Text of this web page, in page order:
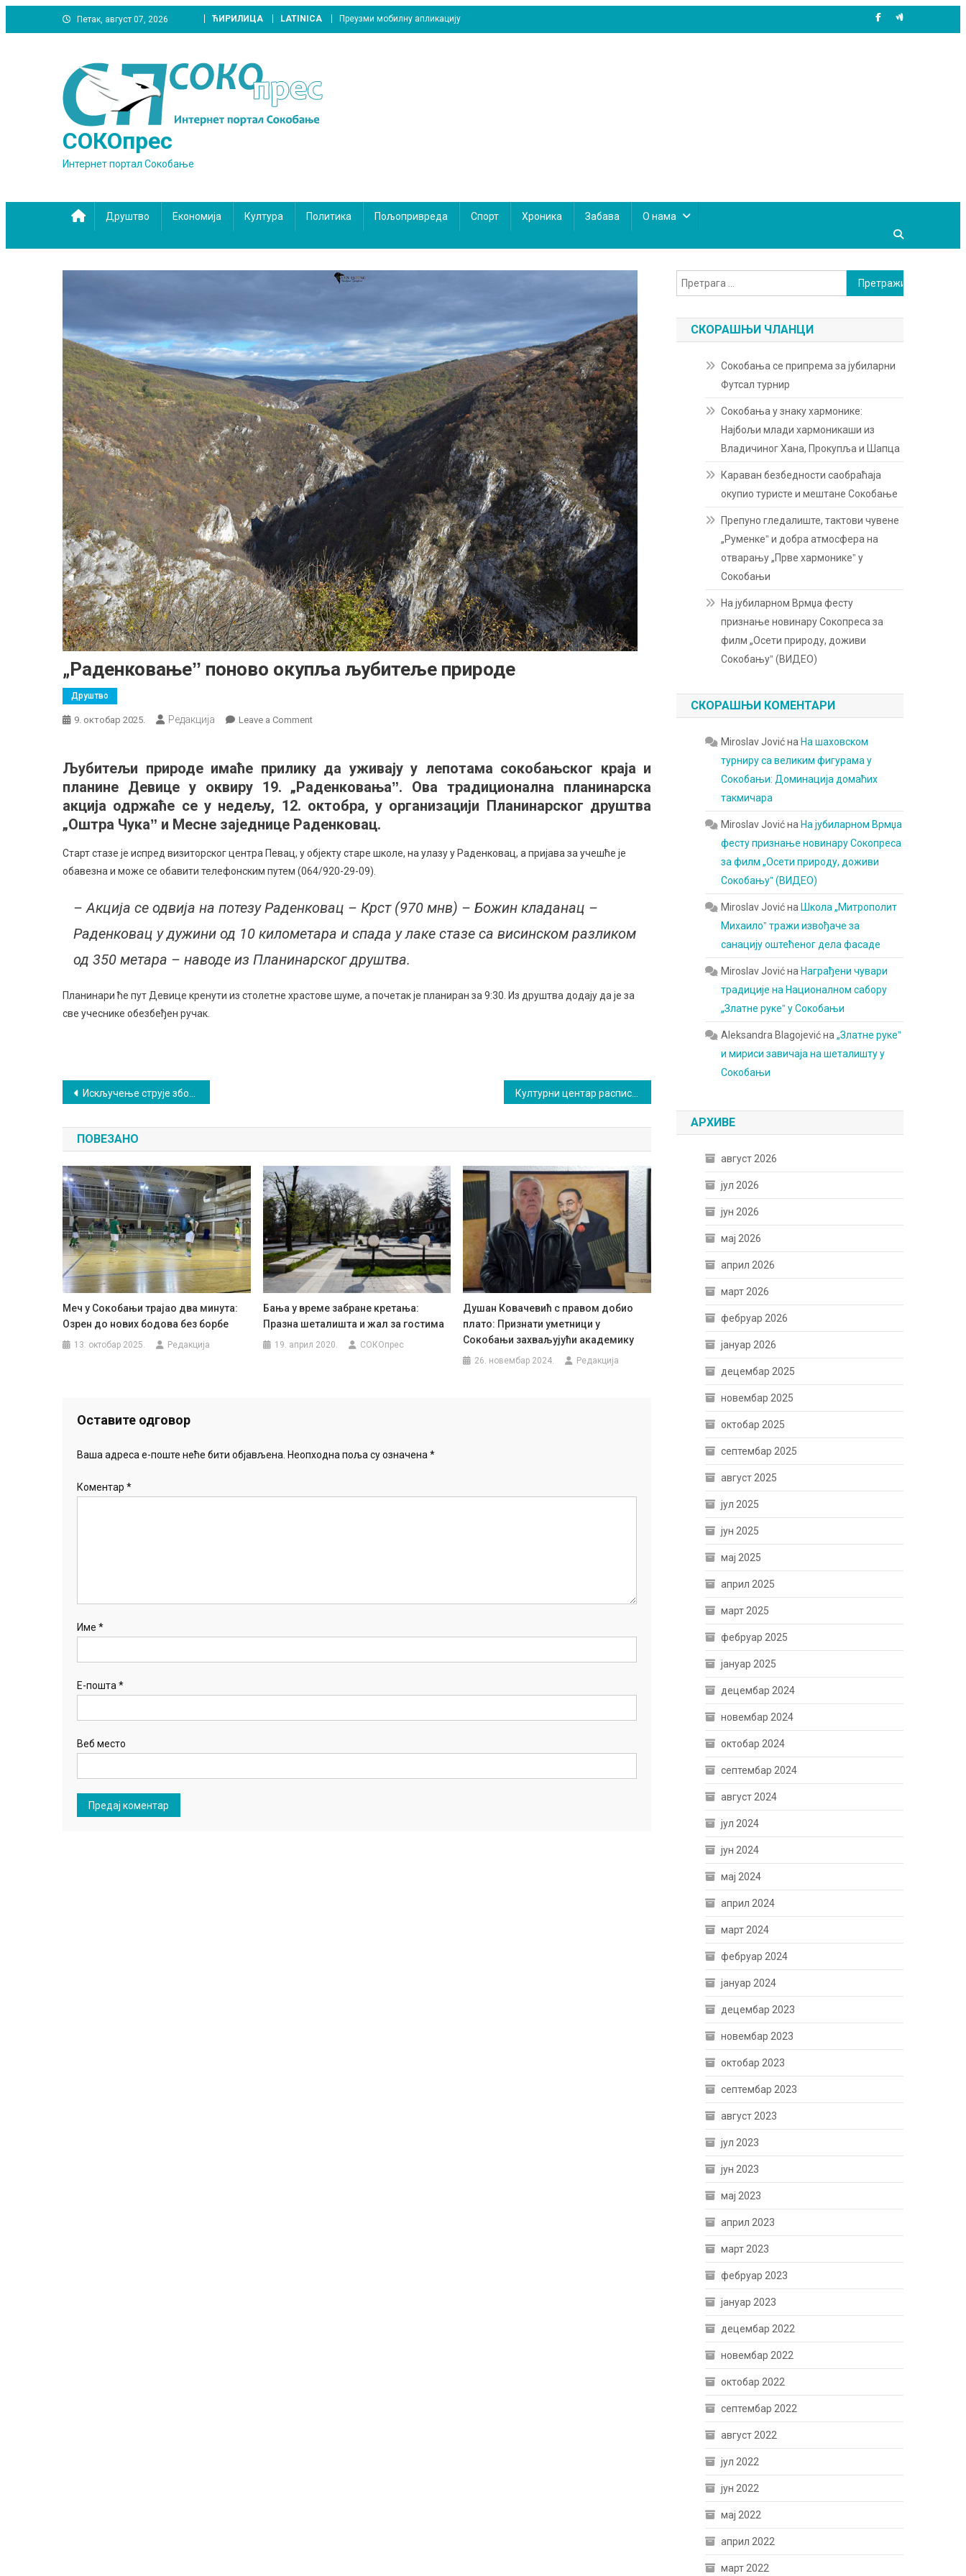
to
Петак, август 07, 2026 ЋИРИЛИЦА LATINICA Преузми мобилну апликацију
СОКОпрес
Интернет портал Сокобање
Друштво Економија Култура Политика Пољопривреда Спорт Хроника Забава О нама
„Раденковањеˮ поново окупља љубитеље природе
Друштво
9. октобар 2025. Редакција Leave a Commenton
окупља
љубитеље
природе
Љубитељи природе имаће прилику да уживају у лепотама сокобањског краја и
планине Девице у оквиру 19. „Раденковањаˮ. Ова традиционална планинарска
акција одржаће се у недељу, 12. октобра, у организацији Планинарског друштва
„Оштра Чукаˮ и Месне заједнице Раденковац.
Старт стазе је испред визиторског центра Певац, у објекту старе школе, на улазу у Раденковац, а пријава за учешће је
обавезна и може се обавити телефонским путем (064/920-29-09).
– Акција се одвија на потезу Раденковац – Крст (970 мнв) – Божин кладанац –
Раденковац у дужини од 10 километара и спада у лаке стазе са висинском разликом
од 350 метара – наводе из Планинарског друштва.
Планинари ће пут Девице кренути из столетне храстове шуме, а почетак је планиран за 9:30. Из друштва додају да је за
све учеснике обезбеђен ручак.
Кретање
чланка
Искључење струје због радова
ПОВЕЗАНО
Меч у Сокобањи трајао два минута:
Озрен до нових бодова без борбе
13. октобар 2025. Редакција
Бања у време забране кретања:
Празна шеталишта и жал за гостима
19. април 2020. СОКОпрес
Душан Ковачевић с правом добио
плато: Признати уметници у
Сокобањи захваљујући академику
26. новембар 2024. Редакција
Оставите одговор
Ваша адреса е-поште неће бити објављена. Неопходна поља су означена*
Коментар *
Име *
Е-пошта*
Веб место
Претрага
за:
СКОРАШЊИ ЧЛАНЦИ
Сокобања се припрема за јубиларни
Футсал турнир
Сокобања у знаку хармонике:
Најбољи млади хармоникаши из
Владичиног Хана, Прокупља и Шапца
Караван безбедности саобраћаја
окупио туристе и мештане Сокобање
Препуно гледалиште, тактови чувене
„Руменкеˮ и добра атмосфера на
отварању „Прве хармоникеˮ у
Сокобањи
На јубиларном Врмџа фесту
признање новинару Сокопреса за
филм „Осети природу, доживи
Сокобањуˮ (ВИДЕО)
СКОРАШЊИ КОМЕНТАРИ
Miroslav Jovićна На шаховском
турниру са великим фигурама у
Сокобањи: Доминација домаћих
такмичара
Miroslav Jovićна На јубиларном Врмџа
фесту признање новинару Сокопреса
за филм „Осети природу, доживи
Сокобањуˮ (ВИДЕО)
Miroslav Jovićна Школа „Митрополит
Михаилоˮ тражи извођаче за
санацију оштећеног дела фасаде
Miroslav Jovićна Награђени чувари
традиције на Националном сабору
„Златне рукеˮ у Сокобањи
Aleksandra Blagojevićна„Златне рукеˮ
и мириси завичаја на шеталишту у
Сокобањи
АРХИВЕ
август 2026
јул 2026
јун 2026
мај 2026
април 2026
март 2026
фебруар 2026
јануар 2026
децембар 2025
новембар 2025
октобар 2025
септембар 2025
август 2025
јул 2025
јун 2025
мај 2025
април 2025
март 2025
фебруар 2025
јануар 2025
децембар 2024
новембар 2024
октобар 2024
септембар 2024
август 2024
јул 2024
јун 2024
мај 2024
април 2024
март 2024
фебруар 2024
јануар 2024
децембар 2023
новембар 2023
октобар 2023
септембар 2023
август 2023
јул 2023
јун 2023
мај 2023
април 2023
март 2023
фебруар 2023
јануар 2023
децембар 2022
новембар 2022
октобар 2022
септембар 2022
август 2022
јул 2022
јун 2022
мај 2022
април 2022
март 2022